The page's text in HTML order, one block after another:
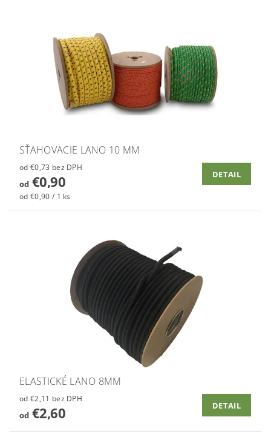
SŤAHOVACIE LANO 10 MM
od €0,73 bez DPH
od€0,90
od €0,90 / 1 ks
DETAIL
ELASTICKÉ LANO 8MM
od €2,11 bez DPH
od€2,60 DETAIL